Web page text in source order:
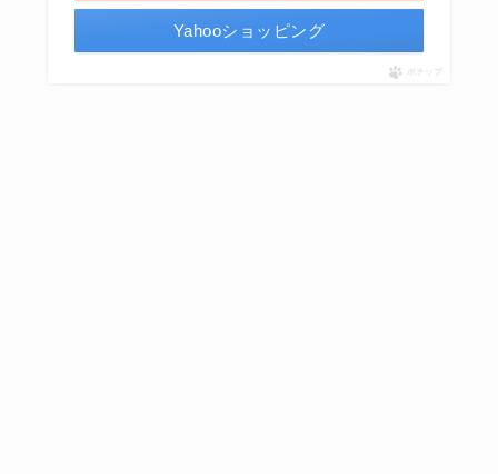
Yahooショッピング
ポチップ